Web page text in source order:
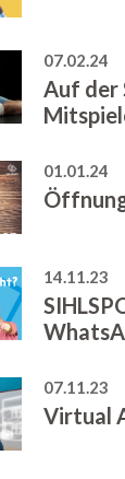
07.02.24
Auf der
01.01.24
14.11.23
07.11.23
Virtual